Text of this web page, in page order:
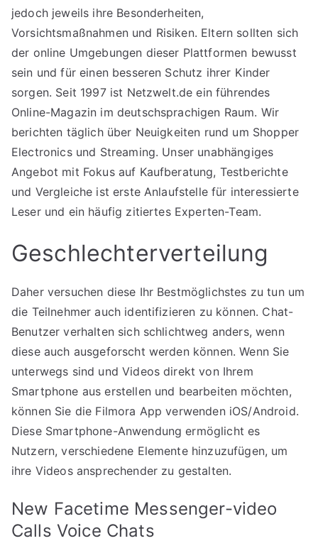
jedoch jeweils ihre Besonderheiten,
Vorsichtsmaßnahmen und Risiken. Eltern sollten sich
der online Umgebungen dieser Plattformen bewusst
sein und für einen besseren Schutz ihrer Kinder
sorgen. Seit 1997 ist Netzwelt.de ein führendes
Online-Magazin im deutschsprachigen Raum. Wir
berichten täglich über Neuigkeiten rund um Shopper
Electronics und Streaming. Unser unabhängiges
Angebot mit Fokus auf Kaufberatung, Testberichte
und Vergleiche ist erste Anlaufstelle für interessierte
Leser und ein häufig zitiertes Experten-Team.
Geschlechterverteilung
Daher versuchen diese Ihr Bestmöglichstes zu tun um
die Teilnehmer auch identifizieren zu können. Chat-
Benutzer verhalten sich schlichtweg anders, wenn
diese auch ausgeforscht werden können. Wenn Sie
unterwegs sind und Videos direkt von Ihrem
Smartphone aus erstellen und bearbeiten möchten,
können Sie die Filmora App verwenden iOS/Android.
Diese Smartphone-Anwendung ermöglicht es
Nutzern, verschiedene Elemente hinzuzufügen, um
ihre Videos ansprechender zu gestalten.
New Facetime Messenger-video
Calls Voice Chats